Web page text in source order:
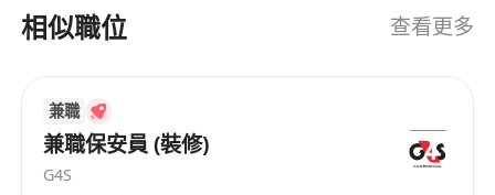
協助策劃及執行街市推廣活動
工作要求
持有香港中學文憑或以上學歷，具備1至3年相關
工作經驗，有街市管理、物業管理或前線客戶服
相似職位 查看更多
兼職
兼職保安員 (裝修)
G4S